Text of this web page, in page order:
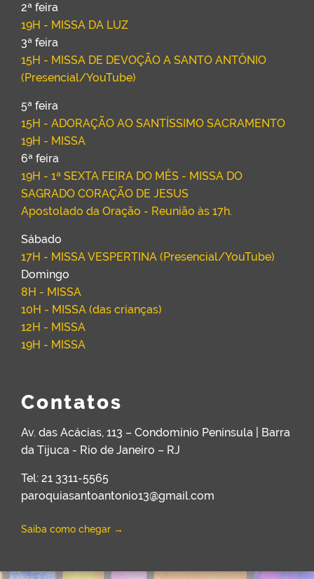
2ª feira
19H - MISSA DA LUZ
3ª feira
15H - MISSA DE DEVOÇÃO A SANTO ANTÔNIO
(Presencial/YouTube)
5ª feira
15H - ADORAÇÃO AO SANTÍSSIMO SACRAMENTO
19H - MISSA
6ª feira
19H - 1ª SEXTA FEIRA DO MÊS - MISSA DO
SAGRADO CORAÇÃO DE JESUS
Apostolado da Oração - Reunião às 17h.
Sábado
17H - MISSA VESPERTINA (Presencial/YouTube)
Domingo
8H - MISSA
10H - MISSA (das crianças)
12H - MISSA
19H - MISSA
Contatos
Av. das Acácias, 113 – Condomínio Península | Barra
da Tijuca - Rio de Janeiro – RJ
Tel: 21 3311-5565
paroquiasantoantonio13@gmail.com
Saiba como chegar →